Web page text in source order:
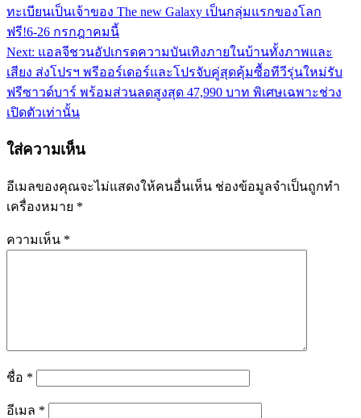
ทะเบียนเป็นเจ้าของ The new Galaxy เป็นกลุ่มแรกของโลก
ฟรี!6-26 กรกฎาคมนี้
Next: แอลจีชวนอัปเกรดความบันเทิงภายในบ้านทั้งภาพและ
เสียง ส่งโปรฯ พรีออร์เดอร์และโปรจับคู่สุดคุ้มซื้อทีวีรุ่นใหม่รับ
ฟรีซาวด์บาร์ พร้อมส่วนลดสูงสุด 47,990 บาท พิเศษเฉพาะช่วง
เปิดตัวเท่านั้น
ใส่ความเห็น
อีเมลของคุณจะไม่แสดงให้คนอื่นเห็น ช่องข้อมูลจำเป็นถูกทำ
เครื่องหมาย *
ความเห็น *
ชื่อ *
อีเมล *